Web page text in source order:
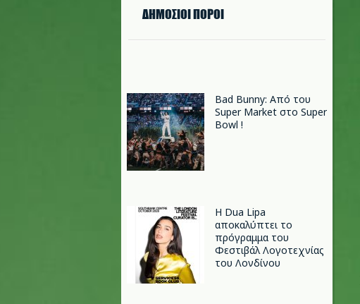
ΔΗΜΟΣΙΟΙ ΠΟΡΟΙ
Bad Bunny: Από του
Super Market στο Super
Bowl !
Η Dua Lipa
αποκαλύπτει το
πρόγραμμα του
Φεστιβάλ Λογοτεχνίας
του Λονδίνου